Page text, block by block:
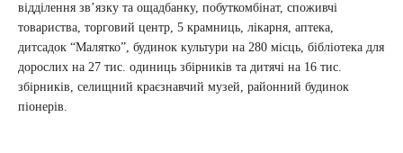
відділення зв’язку та ощадбанку, побуткомбінат, споживчі
товариства, торговий центр, 5 крамниць, лікарня, аптека,
дитсадок “Малятко”, будинок культури на 280 місць, бібліотека для
дорослих на 27 тис. одиниць збірників та дитячі на 16 тис.
збірників, селищний краєзнавчий музей, районний будинок
піонерів.